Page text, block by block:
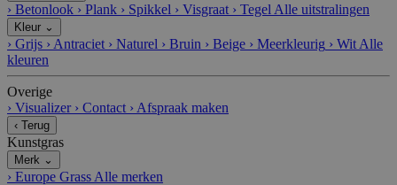
› Betonlook › Plank › Spikkel › Visgraat › Tegel Alle uitstralingen
Kleur ⌄
› Grijs › Antraciet › Naturel › Bruin › Beige › Meerkleurig › Wit Alle
kleuren
Overige
› Visualizer › Contact › Afspraak maken
‹ Terug
Kunstgras
Merk ⌄
› Europe Grass Alle merken